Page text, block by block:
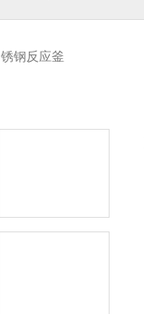
钢反应釜